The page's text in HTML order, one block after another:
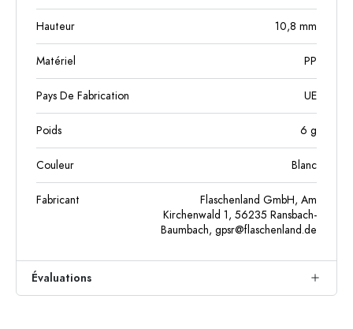
Hauteur 10,8 mm
Matériel PP
Pays De Fabrication UE
Poids 6 g
Couleur Blanc
Fabricant
Flaschenland GmbH, Am
Kirchenwald 1, 56235 Ransbach-
Baumbach, gpsr@flaschenland.de
Évaluations